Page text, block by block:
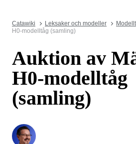
Catawiki Leksaker och modeller
H0-modelltåg (samling)
Auktion av
H0-modelltåg
(samling)